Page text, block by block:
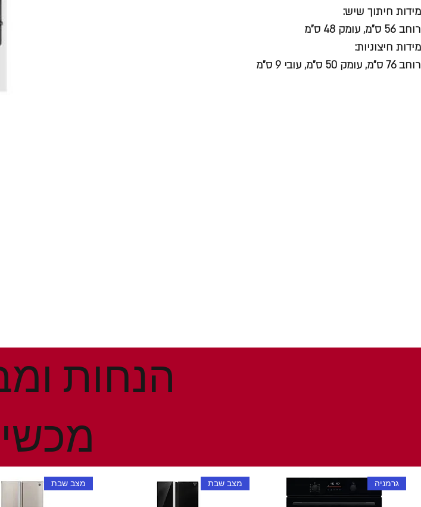
מידות חיתוך שיש:
רוחב 56 ס”מ, עומק 48 ס”מ
מידות חיצוניות:
רוחב 76 ס”מ, עומק 50 ס”מ, עובי 9 ס”מ
גרמניה מצב שבת מצב שבת